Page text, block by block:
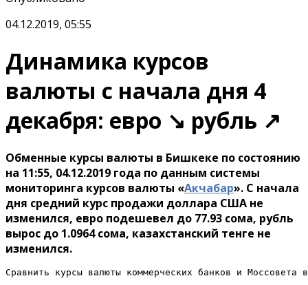
04.12.2019, 05:55
Динамика курсов
валюты с начала дня 4
декабря: евро ↘ рубль ↗
Обменные курсы валюты в Бишкеке по состоянию
на 11:55, 04.12.2019 года по данным системы
мониторинга курсов валюты «Акчабар». С начала
дня средний курс продажи доллара США не
изменился, евро подешевел до 77.93 сома, рубль
вырос до 1.0964 сома, казахстанский тенге не
изменился.
Сравнить курсы валюты коммерческих банков и Моссовета